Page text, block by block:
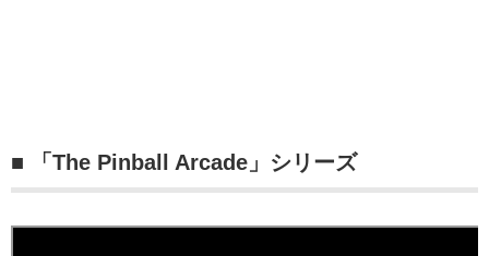
■ 「The Pinball Arcade」シリーズ